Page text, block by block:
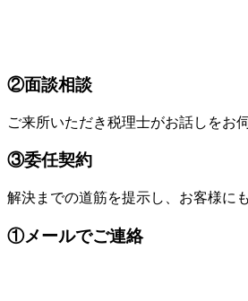
②面談相談
ご来所いただき税理士がお話しをお
③委任契約
解決までの道筋を提示し、お客様に
①メールでご連絡